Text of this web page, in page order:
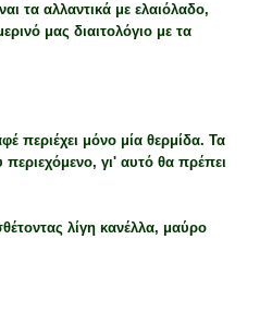
τα αλλαντικά με ελαιόλαδο,
μας διαιτολόγιο με τα
περιέχει μόνο μία θερμίδα. Τα
γι' αυτό θα πρέπει
λίγη κανέλλα, μαύρο